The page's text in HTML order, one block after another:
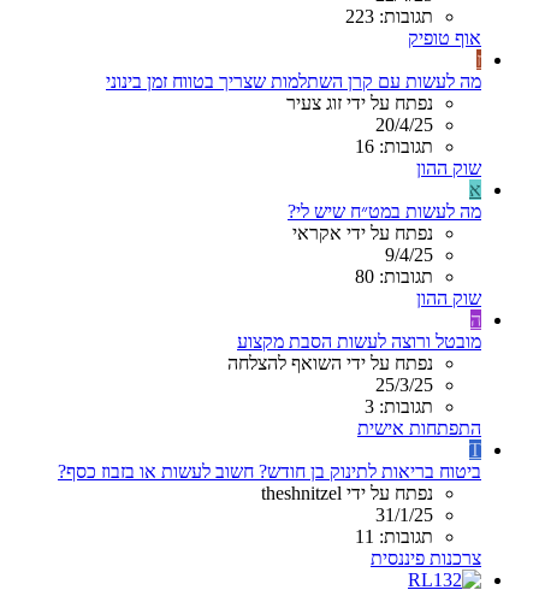
תגובות: 223
אוף טופיק
ז
מה לעשות עם קרן השתלמות שצריך בטווח זמן בינוני
נפתח על ידי זוג צעיר
20/4/25
תגובות: 16
שוק ההון
א
מה לעשות במט״ח שיש לי?
נפתח על ידי אקראי
9/4/25
תגובות: 80
שוק ההון
ה
מובטל ורוצה לעשות הסבת מקצוע
נפתח על ידי השואף להצלחה
25/3/25
תגובות: 3
התפתחות אישית
T
ביטוח בריאות לתינוק בן חודש? חשוב לעשות או בזבוז כסף?
נפתח על ידי theshnitzel
31/1/25
תגובות: 11
צרכנות פיננסית